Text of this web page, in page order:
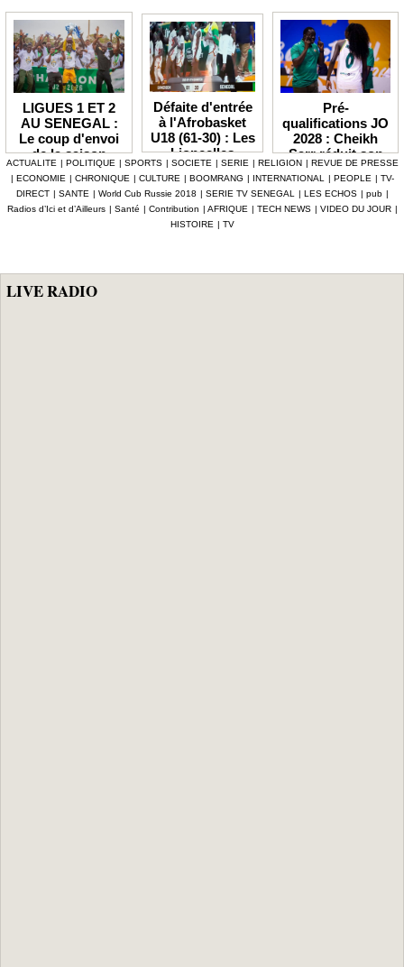
LIGUES 1 ET 2
AU SENEGAL :
Le coup d'envoi
de la saison
2026-2027
officiellement fixé
au 3 octobre
Défaite d'entrée
à l'Afrobasket
U18 (61-30) : Les
Lioncelles
balayées par le
Cameroun
Pré-
qualifications JO
2028 : Cheikh
Sarr réduit son
groupe à 13
Lionnes
ACTUALITE | POLITIQUE | SPORTS | SOCIETE | SERIE | RELIGION | REVUE DE PRESSE
| ECONOMIE | CHRONIQUE | CULTURE | BOOMRANG | INTERNATIONAL | PEOPLE | TV-
DIRECT | SANTE | World Cub Russie 2018 | SERIE TV SENEGAL | LES ECHOS | pub |
Radios d’Ici et d’Ailleurs | Santé | Contribution | AFRIQUE | TECH NEWS | VIDEO DU JOUR |
HISTOIRE | TV
LIVE RADIO